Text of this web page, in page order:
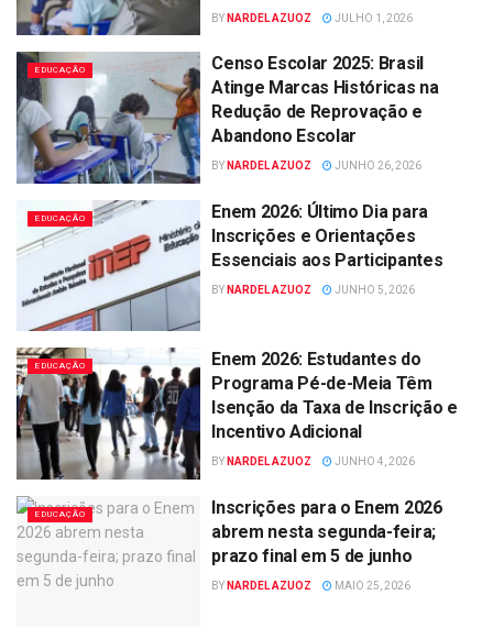
BY NARDEL AZUOZ JULHO 1, 2026
EDUCAÇÃO
Censo Escolar 2025: Brasil
Atinge Marcas Históricas na
Redução de Reprovação e
Abandono Escolar
BY NARDEL AZUOZ JUNHO 26, 2026
EDUCAÇÃO
Enem 2026: Último Dia para
Inscrições e Orientações
Essenciais aos Participantes
BY NARDEL AZUOZ JUNHO 5, 2026
EDUCAÇÃO
Enem 2026: Estudantes do
Programa Pé-de-Meia Têm
Isenção da Taxa de Inscrição e
Incentivo Adicional
BY NARDEL AZUOZ JUNHO 4, 2026
EDUCAÇÃO
Inscrições para o Enem 2026
abrem nesta segunda-feira;
prazo final em 5 de junho
BY NARDEL AZUOZ MAIO 25, 2026